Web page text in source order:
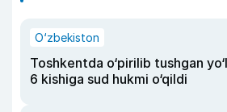
O‘zbekiston
Toshkentda o‘pirilib tushgan
6 kishiga sud hukmi o‘qildi